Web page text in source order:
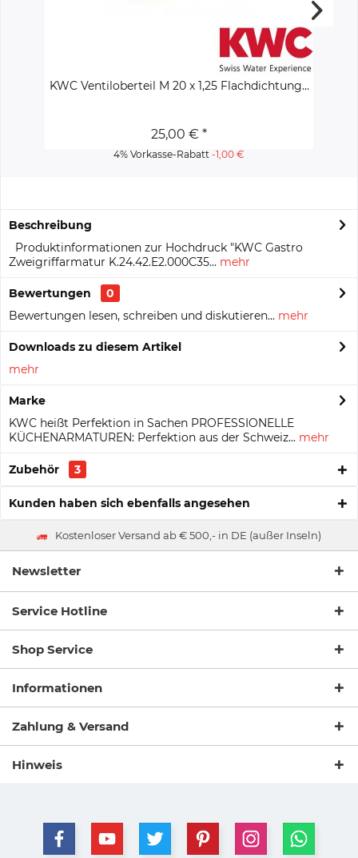
KWC Ventiloberteil M 20 x 1,25 Flachdichtung...
25,00 € *
4% Vorkasse-Rabatt -1,00 €
Beschreibung
Produktinformationen zur Hochdruck "KWC Gastro
Zweigriffarmatur K.24.42.E2.000C35... mehr
Bewertungen
0
Bewertungen lesen, schreiben und diskutieren... mehr
Downloads zu diesem Artikel
mehr
Marke
KWC heißt Perfektion in Sachen PROFESSIONELLE
KÜCHENARMATUREN: Perfektion aus der Schweiz... mehr
Zubehör 3
Kunden haben sich ebenfalls angesehen
Kostenloser Versand ab € 500,- in DE (außer Inseln)
Newsletter
Service Hotline
Shop Service
Informationen
Zahlung & Versand
Hinweis